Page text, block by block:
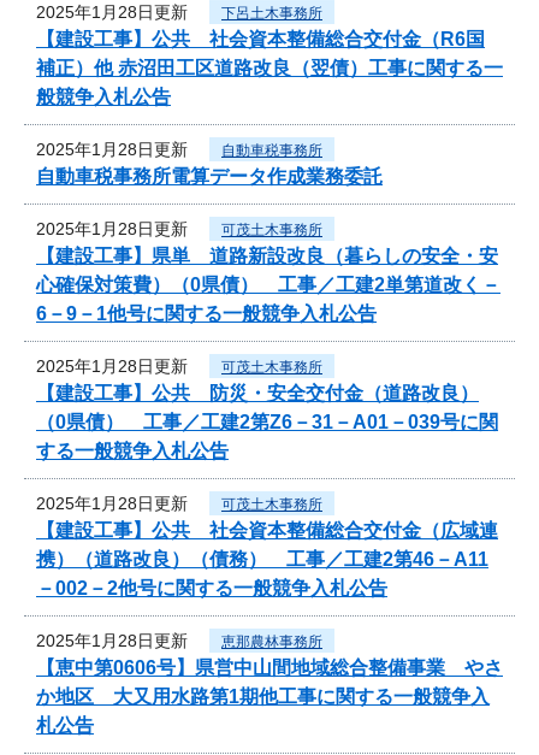
2025年1月28日更新 下呂土木事務所
【建設工事】公共 社会資本整備総合交付金（R6国
補正）他 赤沼田工区道路改良（翌債）工事に関する一
般競争入札公告
2025年1月28日更新 自動車税事務所
自動車税事務所電算データ作成業務委託
2025年1月28日更新 可茂土木事務所
【建設工事】県単 道路新設改良（暮らしの安全・安
心確保対策費）（0県債） 工事／工建2単第道改く－
6－9－1他号に関する一般競争入札公告
2025年1月28日更新 可茂土木事務所
【建設工事】公共 防災・安全交付金（道路改良）
（0県債） 工事／工建2第Z6－31－A01－039号に関
する一般競争入札公告
2025年1月28日更新 可茂土木事務所
【建設工事】公共 社会資本整備総合交付金（広域連
携）（道路改良）（債務） 工事／工建2第46－A11
－002－2他号に関する一般競争入札公告
2025年1月28日更新 恵那農林事務所
【恵中第0606号】県営中山間地域総合整備事業 やさ
か地区 大又用水路第1期他工事に関する一般競争入
札公告